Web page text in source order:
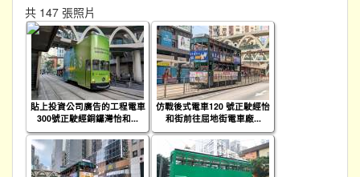
共 147 張照片
貼上投資公司廣告的工程電車
300號正駛經銅鑼灣怡和...
仿戰後式電車120 號正駛經怡
和街前往屈地街電車廠...